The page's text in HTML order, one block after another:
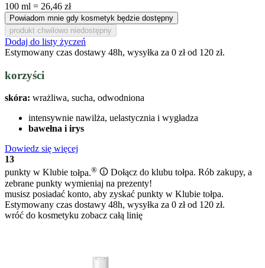
100 ml = 26,46 zł
Powiadom mnie gdy kosmetyk będzie dostępny
produkt chwilowo niedostępny
Dodaj do listy życzeń
Estymowany czas dostawy 48h, wysyłka za 0 zł od 120 zł.
korzyści
skóra: wrażliwa, sucha, odwodniona
intensywnie nawilża, uelastycznia i wygładza
bawełna i irys
Dowiedz się więcej
13
punkty w Klubie tołpa.®
Dołącz do klubu tołpa. Rób zakupy, a
zebrane punkty wymieniaj na prezenty!
musisz posiadać konto, aby zyskać punkty w Klubie tołpa.
Estymowany czas dostawy 48h, wysyłka za 0 zł od 120 zł.
wróć do kosmetyku zobacz całą linię